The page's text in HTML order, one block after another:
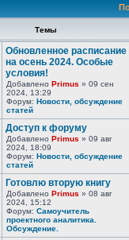
Темы
Обновленное расписание
на осень 2024. Особые
условия!
Добавлено Primus » 09 сен
2024, 13:29
Форум: Новости, обсуждение
статей
Доступ к форуму
Добавлено Primus » 09 авг
2024, 18:09
Форум: Новости, обсуждение
статей
Готовлю вторую книгу
Добавлено Primus » 08 авг
2024, 15:12
Форум: Самоучитель
проектного аналитика.
Обсуждение.